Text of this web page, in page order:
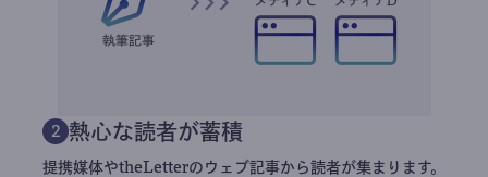
2 熱心な読者が蓄積
提携媒体やtheLetterのウェブ記事から読者が集まります。